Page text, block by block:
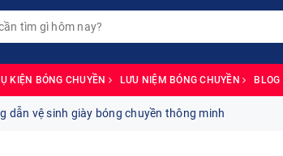
KIỆN BÓNG CHUYỀN LƯU NIỆM BÓNG CHUYỀN BLOG
dẫn vệ sinh giày bóng chuyền thông minh